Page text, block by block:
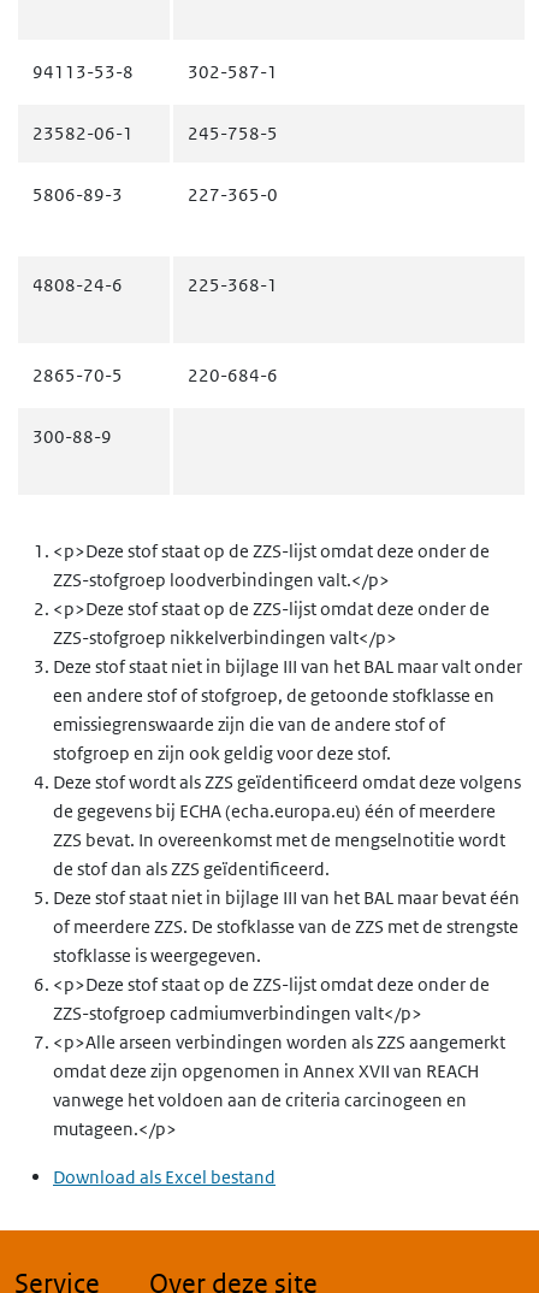
94113-53-8 302-587-1
23582-06-1 245-758-5
5806-89-3 227-365-0
4808-24-6 225-368-1
2865-70-5 220-684-6
300-88-9
12505-67-8
84282-36-0 282-682-1
84304-15-4 282-700-8
1668-00-4 216-788-6
3772-44-9 223-216-9
2045-00-3 218-064-5
5410-29-7 226-485-0
27569-09-1 248-532-4
<p>Deze stof staat op de ZZS-lijst omdat deze onder de
ZZS-stofgroep loodverbindingen valt.</p>
<p>Deze stof staat op de ZZS-lijst omdat deze onder de
ZZS-stofgroep nikkelverbindingen valt</p>
Deze stof staat niet in bijlage III van het BAL maar valt onder
een andere stof of stofgroep, de getoonde stofklasse en
emissiegrenswaarde zijn die van de andere stof of
stofgroep en zijn ook geldig voor deze stof.
Deze stof wordt als ZZS geïdentificeerd omdat deze volgens
de gegevens bij ECHA (echa.europa.eu) één of meerdere
ZZS bevat. In overeenkomst met de mengselnotitie wordt
de stof dan als ZZS geïdentificeerd.
Deze stof staat niet in bijlage III van het BAL maar bevat één
of meerdere ZZS. De stofklasse van de ZZS met de strengste
stofklasse is weergegeven.
<p>Deze stof staat op de ZZS-lijst omdat deze onder de
ZZS-stofgroep cadmiumverbindingen valt</p>
<p>Alle arseen verbindingen worden als ZZS aangemerkt
omdat deze zijn opgenomen in Annex XVII van REACH
vanwege het voldoen aan de criteria carcinogeen en
mutageen.</p>
Download als Excel bestand
Service Over deze site